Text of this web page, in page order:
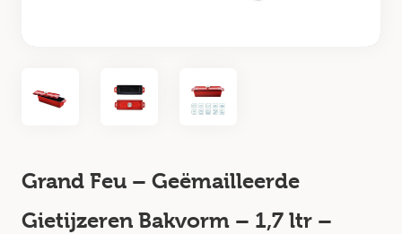
Grand Feu – Geëmailleerde
Gietijzeren Bakvorm – 1,7 ltr –